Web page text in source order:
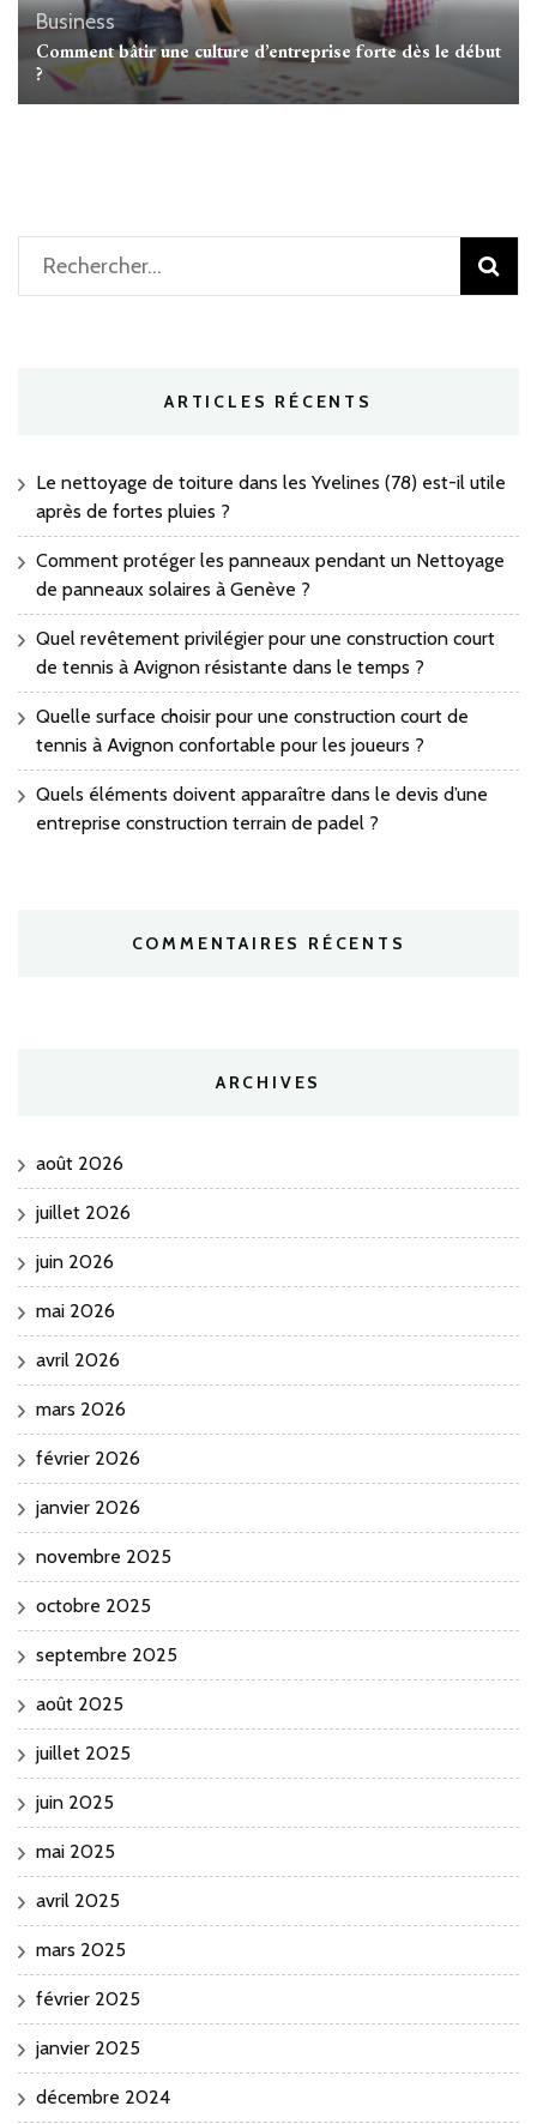
Business
Comment bâtir une culture d’entreprise forte dès le début
?
Rechercher :
ARTICLES RÉCENTS
Le nettoyage de toiture dans les Yvelines (78) est-il utile
après de fortes pluies ?
Comment protéger les panneaux pendant un Nettoyage
de panneaux solaires à Genève ?
Quel revêtement privilégier pour une construction court
de tennis à Avignon résistante dans le temps ?
Quelle surface choisir pour une construction court de
tennis à Avignon confortable pour les joueurs ?
Quels éléments doivent apparaître dans le devis d’une
entreprise construction terrain de padel ?
COMMENTAIRES RÉCENTS
ARCHIVES
août 2026
juillet 2026
juin 2026
mai 2026
avril 2026
mars 2026
février 2026
janvier 2026
novembre 2025
octobre 2025
septembre 2025
août 2025
juillet 2025
juin 2025
mai 2025
avril 2025
mars 2025
février 2025
janvier 2025
décembre 2024